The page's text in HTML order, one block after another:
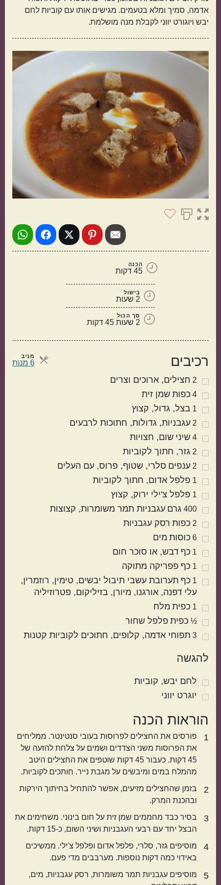
אדמה, סמיך ומלא בטעמים. מגישים אותו עם קוביות לחם
יבש ויוגורט יווני לקבלת מנה מושלמת.
הכנה
45 דקות
בישול
2 שעות
סך הכול
2 שעות 45 דקות
מניב
6 מנות רכיבים
2 חצילים ארוכים וצרים
4 כפות שמן זית
1 בצל גדול, קצוץ
2 עגבניות גדולות, חתוכות לרבעים
4 שיני שום חצויות
2 גזר חתוך לקוביות
2 ענפים סלרי שטוף, פרוס, עם העלים
1 פלפל אדום חתוך לקוביות
1 פלפל צ'ילי ירוק קצוץ
400 גרם עגבניות תמר משומרות קצוצות
2 כפות רסק עגבניות
6 כוסות מים
1 כף דבש או סוכר חום
1 כף פפריקה מתוקה
1 כף תערובת עשבי תיבול יבשים טימין, רוזמרין,
עלי דפנה, אורגנו, מיורן, בזיליקום, פטרוזיליה
1 כפית מלח
½ כפית פלפל שחור
3 תפוחי אדמה קלופים, חתוכים לקוביות קטנות
להגשה
לחם יבש קוביות
יוגרט יווני
הוראות הכנה
1
פורסים את החצילים לפרוסות בעובי סנטינטר. ממליחים
את הפרוסות משני הצדדים ושמים על צלחת להזעה של
45 דקות. כעבור 45 דקות שוטפים את החצילים היטב
מהמלח במים ומיבשים על מגבת נייר. חותכים לקוביות.
2
בזמן שהחצילים מזיעים, אפשר להתחיל בחיתוך הירקות
ובהכנת המרק.
3
בסיר כבד מחממים שמן זית על חום בינוני. משחימים את
הבצל יחד עם רבעי העגבניות ושיני השום, כ-15 דקות.
4
מוסיפים גזר, סלרי, פלפל אדום ופלפל צ'ילי. ממשיכים
באידוי כמה דקות נוספות. מערבבים מדי פעם.
5
מוסיפים עגבניות תמר משומרות, רסק עגבניות, מים,
תפוחי אדמה אורז
מנה בארוחה
ראשונות
תוספות
סלטים
מטבח עולמי
ישראלי
אמריקאי
טורקי פרסי